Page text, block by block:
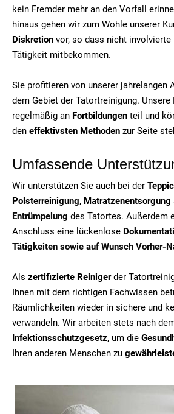
kein Fremder mehr an den Vorfall
hinaus gehen wir zum Wohle unserer
Diskretion vor, so dass nicht
Tätigkeit mitbekommen.
Sie profitieren von unserer jahrelangen
dem Gebiet der Tatortreinigung.
regelmäßig an Fortbildungen teil und
den effektivsten Methoden zur Seite
Umfassende
Wir unterstützen Sie auch bei der
Polsterreinigung, Matratzenentsorgung
Entrümpelung des Tatortes. Außerdem
Anschluss eine lückenlose
Tätigkeiten sowie auf Wunsch Vorher-
Als zertifizierte Reinigerder
Ihnen mit dem richtigen Fachwissen
Räumlichkeiten wieder in sichere und
verwandeln. Wir arbeiten stets nach
Infektionsschutzgesetz, um die
Ihren anderen Menschen zu